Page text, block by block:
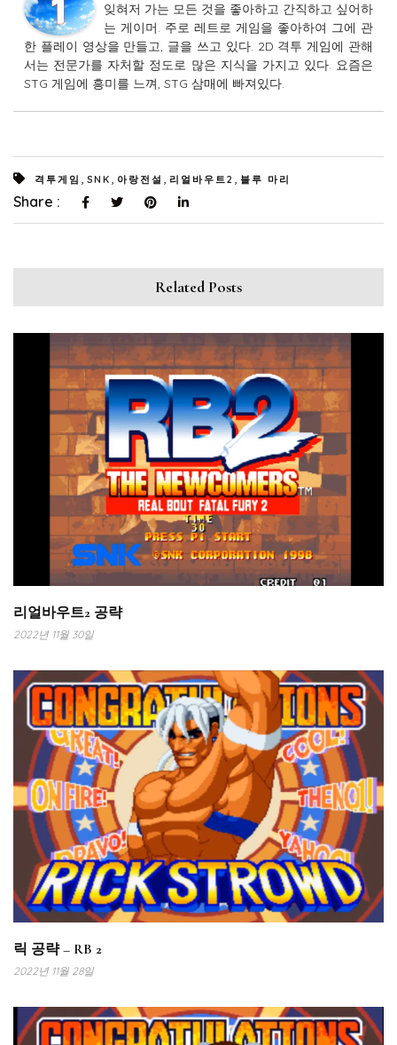
잊혀저 가는 모든 것을 좋아하고 간직하고 싶어하
는 게이머. 주로 레트로 게임을 좋아하여 그에 관
한 플레이 영상을 만들고, 글을 쓰고 있다. 2D 격투 게임에 관해
서는 전문가를 자처할 정도로 많은 지식을 가지고 있다. 요즘은
STG 게임에 흥미를 느껴, STG 삼매에 빠져있다.
격투게임 , SNK , 아랑전설 , 리얼바우트2 , 블루 마리
Share :
Related Posts
리얼바우트2 공략
2022년 11월 30일
릭 공략 – RB 2
2022년 11월 28일